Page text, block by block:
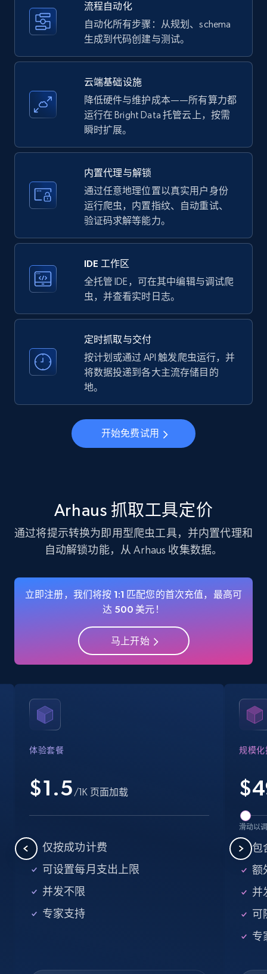
Title, Seller name, Brand, Description, Initial
price, Currency, Availability, Reviews count, and
Amazon products - find products by using
upc numbers
price, Currency, Availability, Reviews count, and
more.
5.7K+
LinkedIn company information
ID, Name, Country code, Locations, Followers,
Employees in linkedin, About, Specialties, and
33.6K+ 3.5K+ 注册使用
Instagram - Profiles
Account, Fbid, ID, Followers, Posts count, Is
business account, Is professional account, Is
Instagram - Profiles - Collect profile
business account, Is professional account, Is
verified, and more.
3.5K+ 注册使用
Crunchbase companies information
Name, URL, ID, Cb rank, Region, About,
Searching data by keyword
Name, URL, ID, Cb rank, Region, About,
Industries, Operating status, and more.
流程自动化
自动化所有步骤：从规划、schema
生成到代码创建与测试。
云端基础设施
降低硬件与维护成本——所有算力都
运行在 Bright Data 托管云上，按需
瞬时扩展。
内置代理与解锁
通过任意地理位置以真实用户身份
运行爬虫，内置指纹、自动重试、
验证码求解等能力。
IDE 工作区
全托管 IDE，可在其中编辑与调试爬
虫，并查看实时日志。
定时抓取与交付
按计划或通过 API 触发爬虫运行，并
将数据投递到各大主流存储目的
地。
开始免费试用
Arhaus 抓取工具定价
通过将提示转换为即用型爬虫工具，并内置代理和
自动解锁功能，从 Arhaus 收集数据。
立即注册，我们将按 1:1 匹配您的首次充值，最高可
达 500 美元！
马上开始
体验套餐
$1.5 /1K 页面加载
仅按成功计费
可设置每月支出上限
并发不限
专家支持
规模化
$
滑动以
包
额
并
可
专